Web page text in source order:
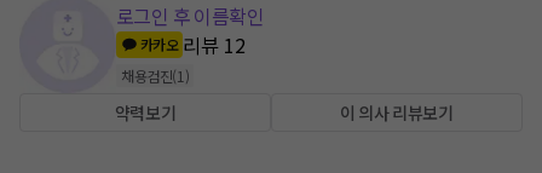
로그인 후 이름확인
카카오 리뷰 12
채용검진(1 )
약력보기 이 의사 리뷰보기